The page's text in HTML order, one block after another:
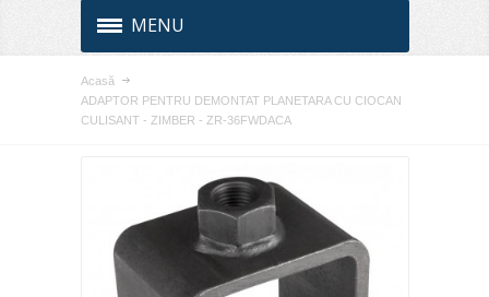
MENU
Acasă
ADAPTOR PENTRU DEMONTAT PLANETARA CU CIOCAN
CULISANT - ZIMBER - ZR-36FWDACA